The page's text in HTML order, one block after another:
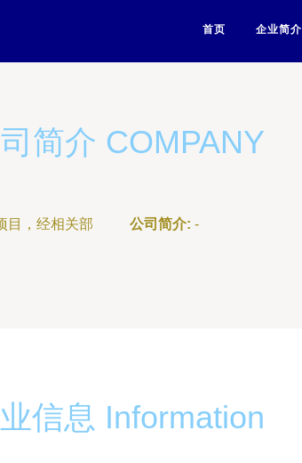
首页 企业简介
简介 COMPANY
目，经相关部
公司简介: -
信息 Information